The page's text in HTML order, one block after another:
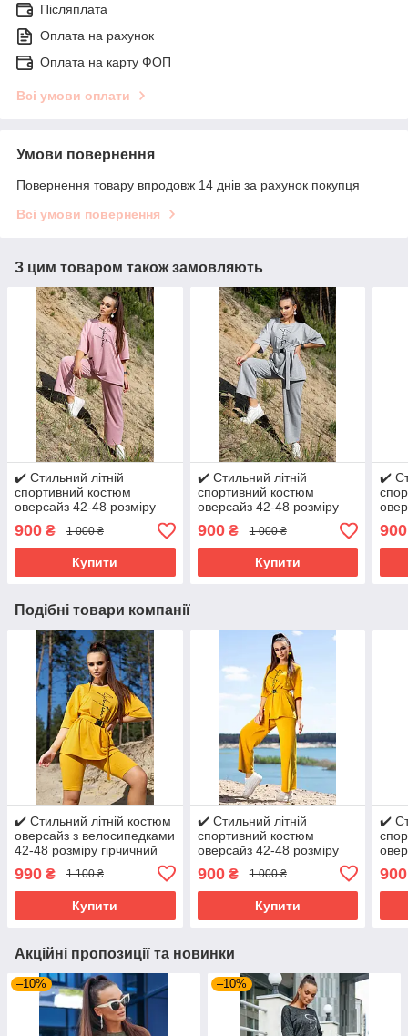
Післяплата
Оплата на рахунок
Оплата на карту ФОП
Всі умови оплати
Умови повернення
Повернення товару впродовж 14 днів за рахунок покупця
Всі умови повернення
З цим товаром також замовляють
✔️ Стильний літній
спортивний костюм
оверсайз 42-48 розміру
рожевий
900 ₴ 1 000 ₴
Купити
✔️ Стильний літній
спортивний костюм
оверсайз 42-48 розміру
сірий
900₴ 1 000 ₴
Купити
✔️
900
Подібні товари компанії
✔️ Стильний літній костюм
оверсайз з велосипедками
42-48 розміру гірчичний
990 ₴ 1 100 ₴
Купити
✔️ Стильний літній
спортивний костюм
оверсайз 42-48 розміру
900₴ 1 000 ₴
Купити
✔️
900
Акційні пропозиції та новинки
–10% –10%